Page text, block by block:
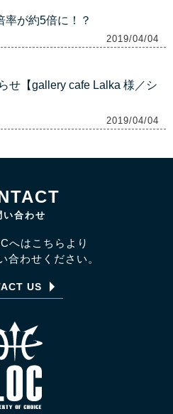
率が約5倍に！？
2019/04/04
せ【gallery cafe Lalka 様／シ
2019/04/04
い合わせ
へはこちらより
合わせください。
US